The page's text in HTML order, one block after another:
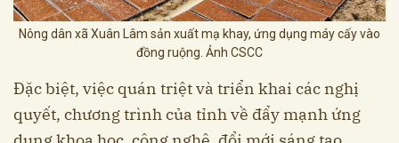
Nông dân xã Xuân Lâm sản xuất mạ khay, ứng dụng máy cấy vào
đồng ruộng. Ảnh CSCC
Đặc biệt, việc quán triệt và triển khai các nghị
quyết, chương trình của tỉnh về đẩy mạnh ứng